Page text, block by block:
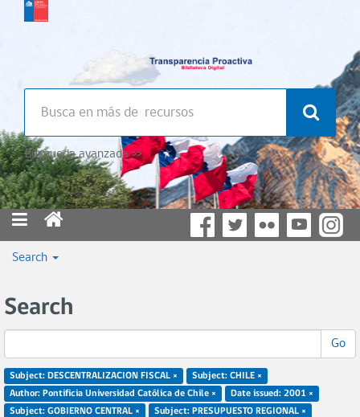
Búsqueda avanzada >>
Search
Search
Go
Subject: DESCENTRALIZACION FISCAL ×
Subject: CHILE ×
Author: Pontificia Universidad Católica de Chile ×
Date issued: 2001 ×
Subject: GOBIERNO CENTRAL ×
Subject: PRESUPUESTO REGIONAL ×